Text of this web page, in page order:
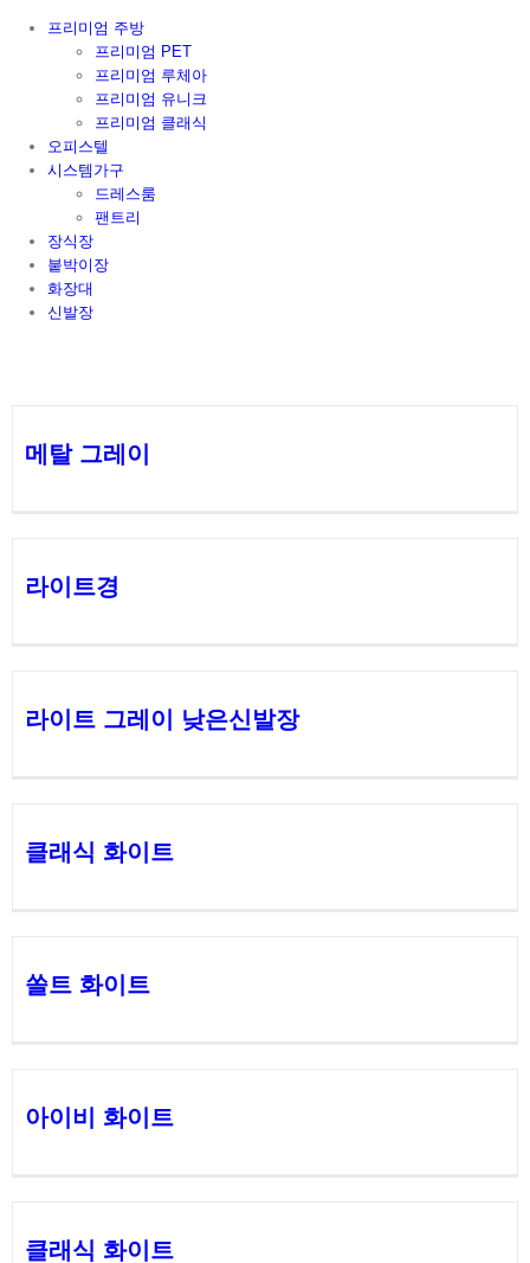
프리미엄 주방
프리미엄 PET
프리미엄 루체아
프리미엄 유니크
프리미엄 클래식
오피스텔
시스템가구
드레스룸
팬트리
장식장
붙박이장
화장대
신발장
메탈 그레이
라이트경
라이트 그레이 낮은신발장
클래식 화이트
쏠트 화이트
아이비 화이트
클래식 화이트